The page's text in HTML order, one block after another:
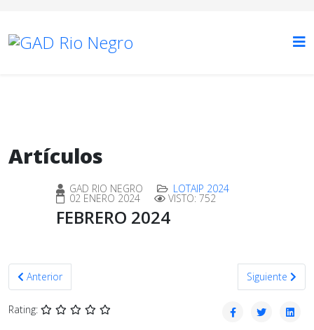
Artículos
GAD RIO NEGRO LOTAIP 2024
02 ENERO 2024 VISTO: 752
FEBRERO 2024
Artículo anterior: ENERO 2024
Anterior Artículo
Siguiente
Rating: